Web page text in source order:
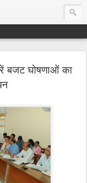
बजट घोषणाओं का